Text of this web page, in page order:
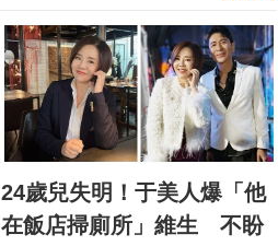
24歲兒失明！于美人爆「他
在飯店掃廁所」維生 不盼